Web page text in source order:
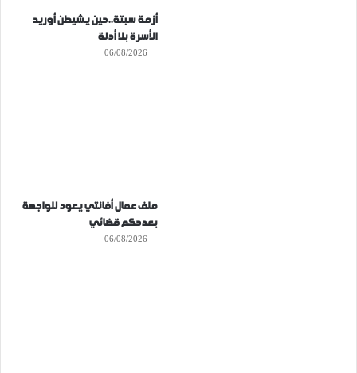
أزمة سبتة..حين يشيطن أوريد
الأسرة بلا أدلة
06/08/2026
ملف عمال أفانتي يعود للواجهة
بعدحكم قضائي
06/08/2026